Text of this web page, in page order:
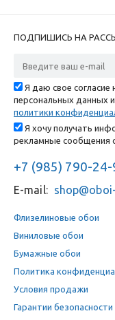
ПОДПИШИСЬ НА
Я даю свое согласие
персональных данных
политики
Я хочу получать
рекламные сообщения
+7 (985) 790-24-
E-mail:
Флизелиновые обои
Виниловые обои
Бумажные обои
Политика
Условия продажи
Гарантии